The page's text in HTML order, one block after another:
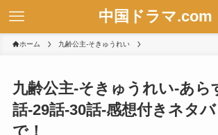
中国ドラマ.com
ホーム 九齢公主-そきゅうれい
九齢公主-そきゅうれい-あら
話-29話-30話-感想付きネタ
で！